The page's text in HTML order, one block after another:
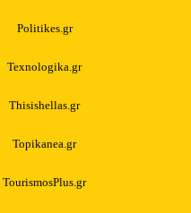
Politikes.gr
Texnologika.gr
Thisishellas.gr
Topikanea.gr
TourismosPlus.gr